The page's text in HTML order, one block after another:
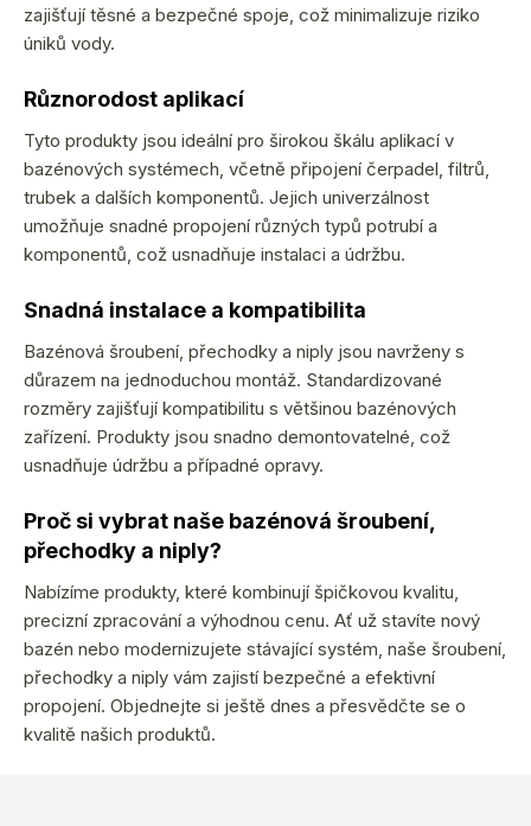
s
zajišťují těsné a bezpečné spoje, což minimalizuje riziko
úniků vody.
Různorodost aplikací
Tyto produkty jsou ideální pro širokou škálu aplikací v
bazénových systémech, včetně připojení čerpadel, filtrů,
trubek a dalších komponentů. Jejich univerzálnost
umožňuje snadné propojení různých typů potrubí a
komponentů, což usnadňuje instalaci a údržbu.
Snadná instalace a kompatibilita
Bazénová šroubení, přechodky a niply jsou navrženy s
důrazem na jednoduchou montáž. Standardizované
rozměry zajišťují kompatibilitu s většinou bazénových
zařízení. Produkty jsou snadno demontovatelné, což
usnadňuje údržbu a případné opravy.
Proč si vybrat naše bazénová šroubení,
přechodky a niply?
Nabízíme produkty, které kombinují špičkovou kvalitu,
precizní zpracování a výhodnou cenu. Ať už stavíte nový
bazén nebo modernizujete stávající systém, naše šroubení,
přechodky a niply vám zajistí bezpečné a efektivní
propojení. Objednejte si ještě dnes a přesvědčte se o
kvalitě našich produktů.